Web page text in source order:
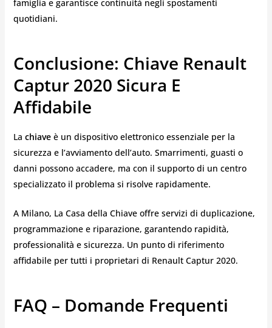
famiglia e garantisce continuità negli spostamenti
quotidiani.
Conclusione: Chiave Renault
Captur 2020 Sicura E
Affidabile
La chiaveè un dispositivo elettronico essenziale per la
sicurezza e l’avviamento dell’auto. Smarrimenti, guasti o
danni possono accadere, ma con il supporto di un centro
specializzato il problema si risolve rapidamente.
A Milano, La Casa della Chiave offre servizi di duplicazione,
programmazione e riparazione, garantendo rapidità,
professionalità e sicurezza. Un punto di riferimento
affidabile per tutti i proprietari di Renault Captur 2020.
FAQ – Domande Frequenti